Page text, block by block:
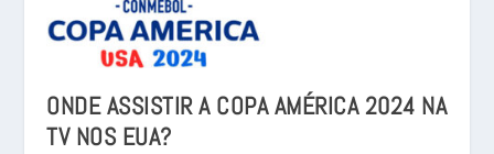
ONDE ASSISTIR A COPA AMÉRICA 2024 NA
TV NOS EUA?